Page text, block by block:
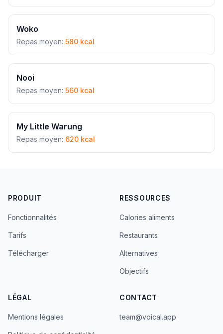
Woko
Repas moyen: 580 kcal
Nooi
Repas moyen: 560 kcal
My Little Warung
Repas moyen: 620 kcal
PRODUIT
Fonctionnalités
Tarifs
Télécharger
RESSOURCES
Calories aliments
Restaurants
Alternatives
Objectifs
LÉGAL
Mentions légales
CONTACT
team@voical.app